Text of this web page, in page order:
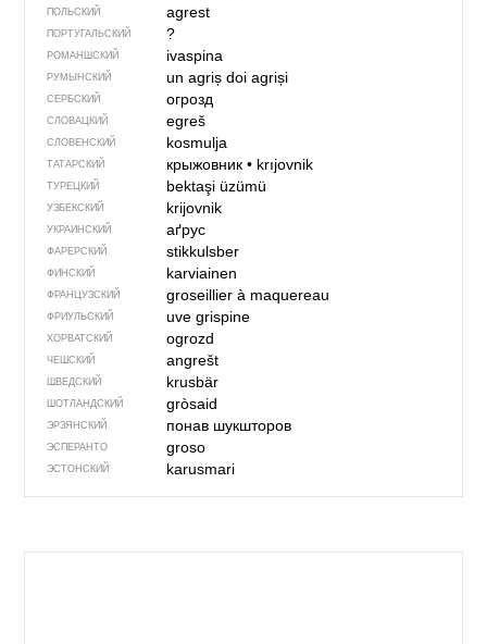
ПОЛЬСКИЙ agrest
ПОРТУГАЛЬСКИЙ ?
РОМАНШСКИЙ ivaspina
РУМЫНСКИЙ un agrișdoi agriși
СЕРБСКИЙ огрозд
СЛОВАЦКИЙ egreš
СЛОВЕНСКИЙ kosmulja
ТАТАРСКИЙ крыжовник• krıjovnik
ТУРЕЦКИЙ bektaşi üzümü
УЗБЕКСКИЙ krijovnik
УКРАИНСКИЙ аґрус
ФАРЕРСКИЙ stikkulsber
ФИНСКИЙ karviainen
ФРАНЦУЗСКИЙ groseillier à maquereau
ФРИУЛЬСКИЙ uve grispine
ХОРВАТСКИЙ ogrozd
ЧЕШСКИЙ angrešt
ШВЕДСКИЙ krusbär
ШОТЛАНДСКИЙ gròsaid
ЭРЗЯНСКИЙ понав шукшторов
ЭСПЕРАНТО groso
ЭСТОНСКИЙ karusmari